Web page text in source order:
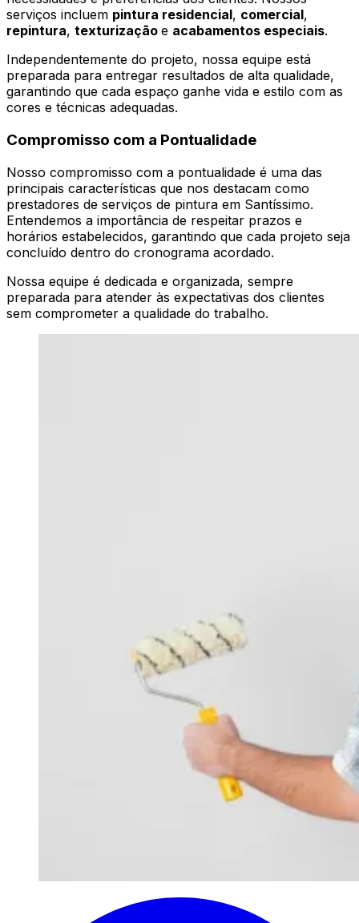
serviços incluem pintura residencial, comercial,
repintura, texturização e acabamentos especiais.
Independentemente do projeto, nossa equipe está
preparada para entregar resultados de alta qualidade,
garantindo que cada espaço ganhe vida e estilo com as
cores e técnicas adequadas.
Compromisso com a Pontualidade
Nosso compromisso com a pontualidade é uma das
principais características que nos destacam como
prestadores de serviços de pintura em Santíssimo.
Entendemos a importância de respeitar prazos e
horários estabelecidos, garantindo que cada projeto seja
concluído dentro do cronograma acordado.
Nossa equipe é dedicada e organizada, sempre
preparada para atender às expectativas dos clientes
sem comprometer a qualidade do trabalho.